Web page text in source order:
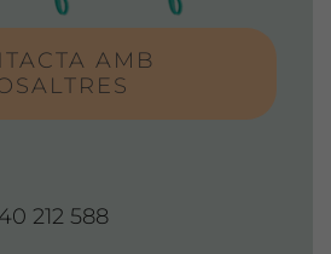
AMB
212 588